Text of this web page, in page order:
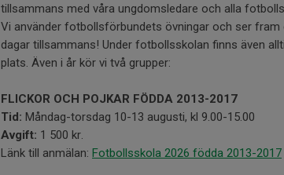
tillsammans med våra ungdomsledare och alla
Vi använder fotbollsförbundets övningar och ser fram
dagar tillsammans! Under fotbollsskolan finns även
plats. Även i år kör vi två grupper:
FLICKOR OCH POJKAR FÖDDA 2013-2017
Tid: Måndag-torsdag 10-13 augusti, kl 9.00-15.00
Avgift: 1 500 kr.
Länk till anmälan: Fotbollsskola 2026 födda 2013-2017